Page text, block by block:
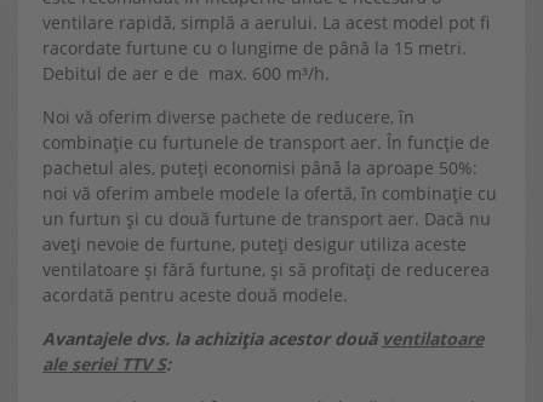
ventilare rapidă, simplă a aerului. La acest model pot fi
racordate furtune cu o lungime de până la 15 metri.
Debitul de aer e de max. 600 m³/h.
Noi vă oferim diverse pachete de reducere, în
combinație cu furtunele de transport aer. În funcție de
pachetul ales, puteți economisi până la aproape 50%:
noi vă oferim ambele modele la ofertă, în combinație cu
un furtun și cu două furtune de transport aer. Dacă nu
aveți nevoie de furtune, puteți desigur utiliza aceste
ventilatoare și fără furtune, și să profitați de reducerea
acordată pentru aceste două modele.
Avantajele dvs. la achiziția acestor două ventilatoare
ale seriei TTV S: